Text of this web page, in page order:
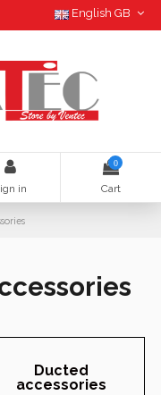
English GB
in
0
Cart
Ducted
accessories